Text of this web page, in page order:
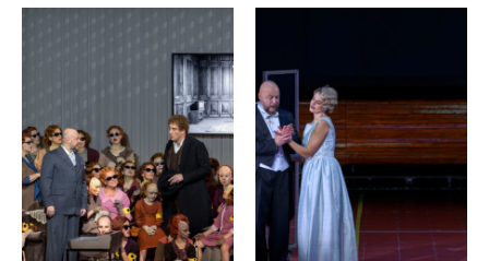
und furchterregendsten Paare in der Literatur
ähnelt gleichermaßen einer griechischen
Tragödie wie einem Thriller. Von der Intervention des
Übernatürlichen hervorgebracht, bemächtigt sich eine
verbrecherische Denkweise mit einer von der Musik
transportierten Unausweichlichkeit gänzlich des Verstandes
eines Menschen — wie ein Fluss, der, einmal über die Ufer
getreten, die Landschaft bis in die letzten Winkel überflutet
und dem sicheren Untergang weiht.